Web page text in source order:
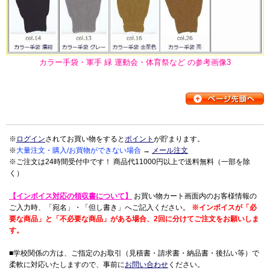
カラー手袋・軍手 緑 運動会・体育祭など の参考画像3
※ ログインされてお買い物をするとポイント が貯まります。
※大量注文・購入/お買物ができない場合 → メール注文
※ご注文は24時間受付中です！ 商品代11000円以上で送料無料（一部を除
く）
【インボイス対応の領収書について】
お買い物カート画面内のお客様情報の
ご入力時、「宛名」・「但し書き」へご記入ください。 ※インボイスが「必
要な商品」と「不必要な商品」がある場合、2回に分けてご注文をお願いしま
す。
■学校関係の方は、ご指定のお取引（見積書・請求書・納品書・後払い等）で
柔軟に対応いたしますので、事前にお問い合わせ ください。